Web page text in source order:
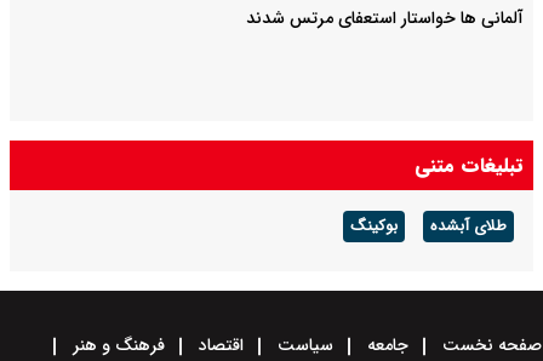
آلمانی ها خواستار استعفای مرتس شدند
تبلیغات متنی
طلای آبشده بوکینگ
صفحه نخست جامعه سیاست اقتصاد
فرهنگ و هنر